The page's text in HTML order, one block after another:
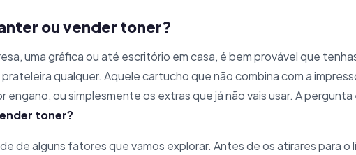
ou vender toner?
uma gráfica ou até escritório em casa, é bem provável que
qualquer. Aquele cartucho que não combina com a
engano, ou simplesmente os extras que já não vais usar. A pergunta
toner?
de alguns fatores que vamos explorar. Antes de os atirares para o